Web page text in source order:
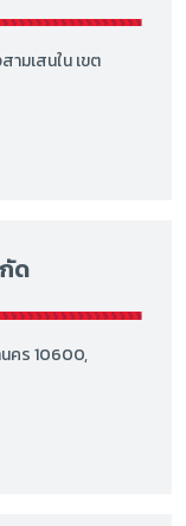
ามเสนใน เขต
ด
คร 10600,